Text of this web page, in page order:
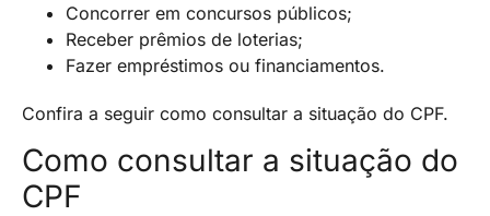
Concorrer em concursos públicos;
Receber prêmios de loterias;
Fazer empréstimos ou financiamentos.
Confira a seguir como consultar a situação do CPF.
Como consultar a situação do
CPF